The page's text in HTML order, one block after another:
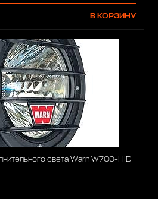
В КОРЗИНУ
света Warn W700-HID